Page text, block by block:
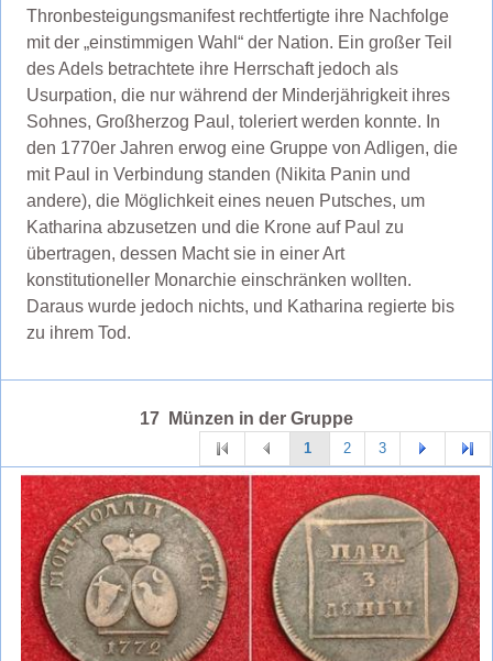
Thronbesteigungsmanifest rechtfertigte ihre Nachfolge
mit der „einstimmigen Wahl“ der Nation. Ein großer Teil
des Adels betrachtete ihre Herrschaft jedoch als
Usurpation, die nur während der Minderjährigkeit ihres
Sohnes, Großherzog Paul, toleriert werden konnte. In
den 1770er Jahren erwog eine Gruppe von Adligen, die
mit Paul in Verbindung standen (Nikita Panin und
andere), die Möglichkeit eines neuen Putsches, um
Katharina abzusetzen und die Krone auf Paul zu
übertragen, dessen Macht sie in einer Art
konstitutioneller Monarchie einschränken wollten.
Daraus wurde jedoch nichts, und Katharina regierte bis
zu ihrem Tod.
17 Münzen in der Gruppe
1 2 3